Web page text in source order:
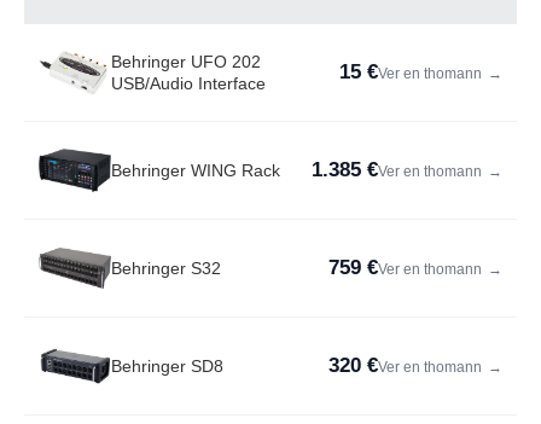
Behringer UFO 202
USB/Audio Interface
15 €Ver en thomann →
Behringer WING Rack 1.385 €Ver en thomann →
Behringer S32 759 €Ver en thomann →
Behringer SD8 320 €Ver en thomann →